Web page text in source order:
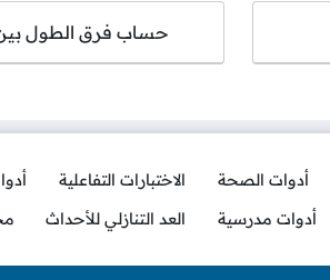
حساب فرق الطول
أدوات الصحة الاختبارات التفاعلية
أدوات مدرسية العد التنازلي للأحداث